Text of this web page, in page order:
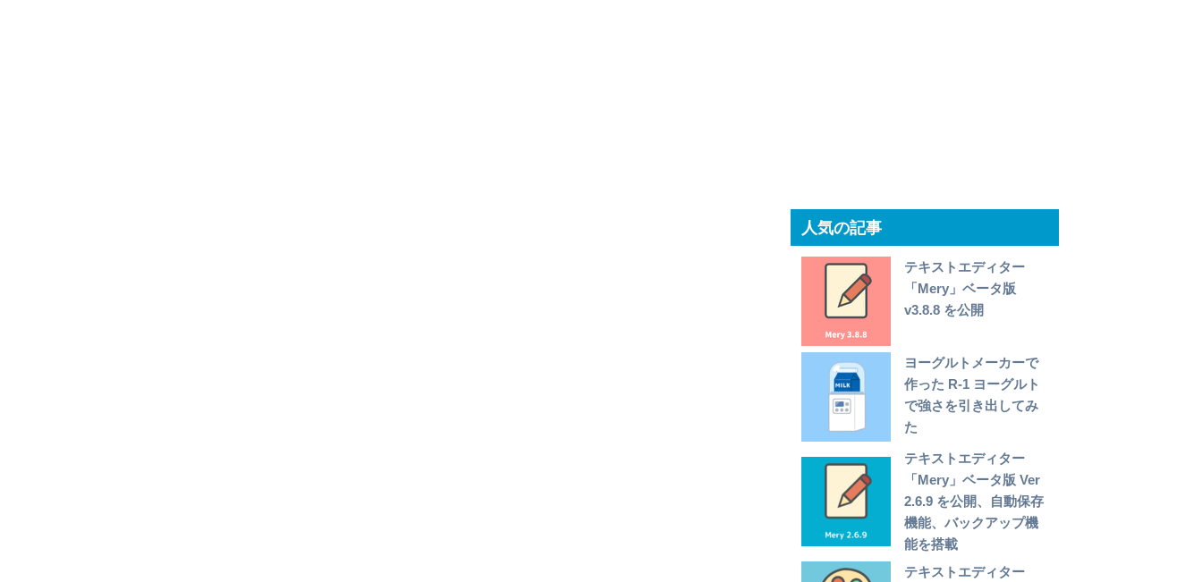
人気の記事
テキストエディター
「Mery」ベータ版
v3.8.8 を公開
ヨーグルトメーカーで
作った R-1 ヨーグルト
で強さを引き出してみ
た
テキストエディター
「Mery」ベータ版 Ver
2.6.9 を公開、自動保存
機能、バックアップ機
能を搭載
テキストエディター